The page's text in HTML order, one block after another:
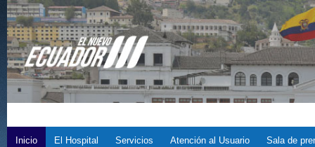
Inicio El Hospital Servicios Atención al Usuario Sala de